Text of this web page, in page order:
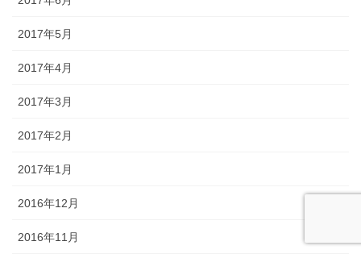
2017年5月
2017年4月
2017年3月
2017年2月
2017年1月
2016年12月
2016年11月